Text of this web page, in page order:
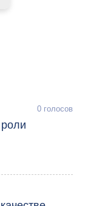
0 голосов